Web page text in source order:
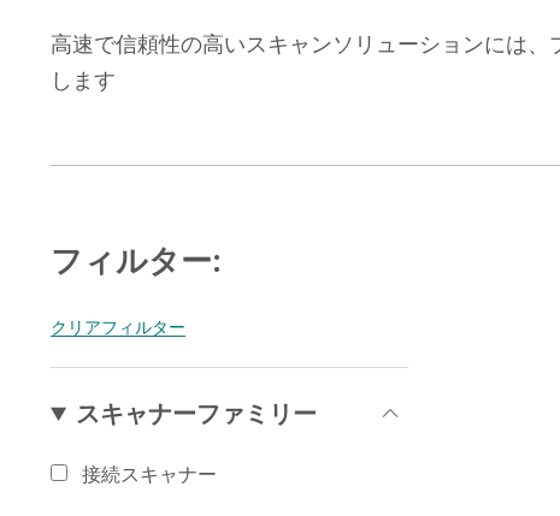
高速で信頼性の高いスキャンソリューションには
します
フィルター:
スキャナーファミリー
接続スキャナー